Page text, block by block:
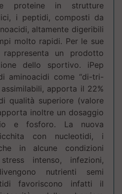
proteine in strutture
i peptidi, composti da
altamente digeribili
molto rapidi. Per le sue
rappresenta un prodotto
dello sportivo. iPep
aminoacidi come “di-tri-
apporta il 22%
qualità superiore (valore
inoltre un dosaggio
e fosforo. La nuova
con nucleotidi, i
in alcune condizioni
intenso, infezioni,
nutrienti semi
favoriscono infatti il